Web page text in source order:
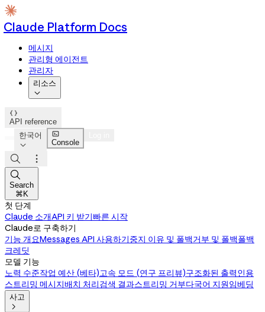
Claude Platform Docs
메시지
관리형 에이전트
관리자
리소스


API reference
한국어


Console



Search
⌘K
첫 단계
Claude 소개API 키 받기빠른 시작
Claude로 구축하기
기능 개요Messages API 사용하기중지 이유 및 폴백거부 및 폴백폴백
크레딧
모델 기능
노력 수준작업 예산 (베타)고속 모드 (연구 프리뷰)구조화된 출력인용
스트리밍 메시지배치 처리검색 결과스트리밍 거부다국어 지원임베딩
사고
